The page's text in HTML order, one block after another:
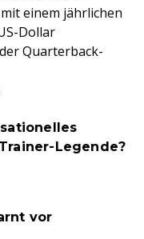
einem jährlichen
Dollar
Quarterback-
Legende?
vor